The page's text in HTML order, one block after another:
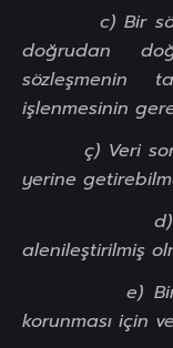
c) Bir
doğrudan
sözleşmenin
işlenmesinin
ç) Veri
yerine
alenileştirilmiş
e)
korunması için